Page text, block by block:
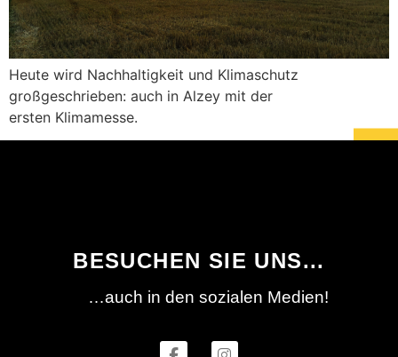
Heute wird Nachhaltigkeit und Klimaschutz
großgeschrieben: auch in Alzey mit der
ersten Klimamesse.
BESUCHEN SIE UNS...
…auch in den sozialen Medien!